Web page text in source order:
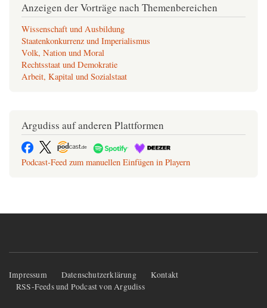
Anzeigen der Vorträge nach Themenbereichen
Wissenschaft und Ausbildung
Staatenkonkurrenz und Imperialismus
Volk, Nation und Moral
Rechtsstaat und Demokratie
Arbeit, Kapital und Sozialstaat
Argudiss auf anderen Plattformen
Podcast-Feed zum manuellen Einfügen in Playern
Fußzeilenmenü
Impressum Datenschutzerklärung
Kontakt
RSS-Feeds und Podcast von Argudiss